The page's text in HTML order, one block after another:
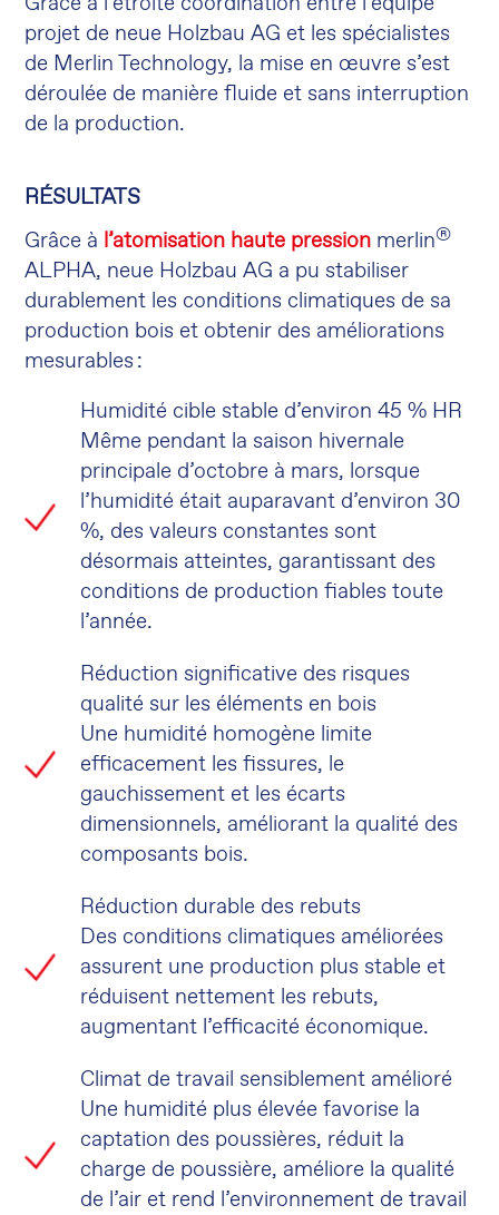
projet de neue Holzbau AG et les spécialistes
de Merlin Technology, la mise en œuvre s’est
déroulée de manière fluide et sans interruption
de la production.
RÉSULTATS
Grâce à l’atomisation haute pression merlin®
ALPHA, neue Holzbau AG a pu stabiliser
durablement les conditions climatiques de sa
production bois et obtenir des améliorations
mesurables :
Humidité cible stable d’environ 45 % HR
Même pendant la saison hivernale
principale d’octobre à mars, lorsque
l’humidité était auparavant d’environ 30
%, des valeurs constantes sont
désormais atteintes, garantissant des
conditions de production fiables toute
l’année.
Réduction significative des risques
qualité sur les éléments en bois
Une humidité homogène limite
efficacement les fissures, le
gauchissement et les écarts
dimensionnels, améliorant la qualité des
composants bois.
Réduction durable des rebuts
Des conditions climatiques améliorées
assurent une production plus stable et
réduisent nettement les rebuts,
augmentant l’efficacité économique.
Climat de travail sensiblement amélioré
Une humidité plus élevée favorise la
captation des poussières, réduit la
charge de poussière, améliore la qualité
de l’air et rend l’environnement de travail